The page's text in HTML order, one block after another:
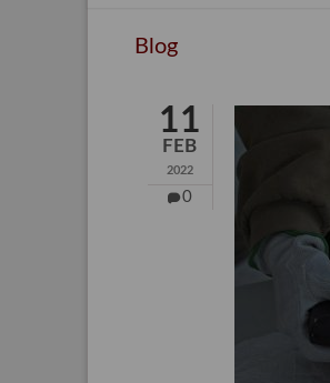
Aktuell
Blog
11
FEB
2022
0